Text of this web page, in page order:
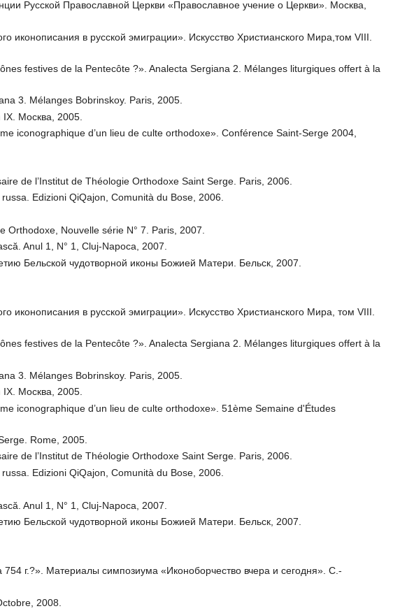
Русской Православной Церкви «Православное учение о Церкви». Москва,
в русской эмиграции». Искусство Христианского Мира,том VIII.
festives de la Pentecôte ?». Analecta Sergiana 2. Mélanges liturgiques offert à la
3. Mélanges Bobrinskoy. Paris, 2005.
Москва, 2005.
iconographique d’un lieu de culte orthodoxe». Conférence Saint-Serge 2004,
de l’Institut de Théologie Orthodoxe Saint Serge. Paris, 2006.
Edizioni QiQajon, Comunità du Bose, 2006.
Nouvelle série N° 7. Paris, 2007.
Anul 1, N° 1, Cluj-Napoca, 2007.
Бельской чудотворной иконы Божией Матери. Бельск, 2007.
в русской эмиграции». Искусство Христианского Мира, том VIII.
festives de la Pentecôte ?». Analecta Sergiana 2. Mélanges liturgiques offert à la
3. Mélanges Bobrinskoy. Paris, 2005.
IX. Москва, 2005.
iconographique d’un lieu de culte orthodoxe». 51ème Semaine d'Études
Rome, 2005.
de l’Institut de Théologie Orthodoxe Saint Serge. Paris, 2006.
Edizioni QiQajon, Comunità du Bose, 2006.
Anul 1, N° 1, Cluj-Napoca, 2007.
Бельской чудотворной иконы Божией Матери. Бельск, 2007.
754 г.?». Материалы симпозиума «Иконоборчество вчера и сегодня». С.-
2008.